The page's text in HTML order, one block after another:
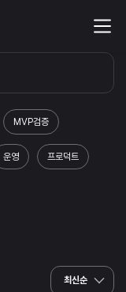
MVP검증
운영 프로덕트
최신순